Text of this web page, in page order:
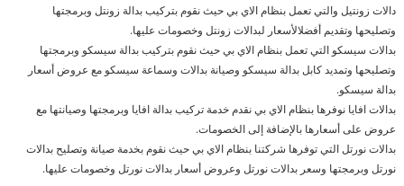
دالات زونتيل والتي تعمل بنظام الاي بي حيث نقوم بتركيب بدالة زونتل وبرمجتها
وتصليحها وتقديم أفضلالأسعار لبدالات زونتل وخصومات عليها.
بدالات سيسكو التي تعمل بنظام الاي بي حيث نقوم بتركيب بدالة سيسكو وبرمجتها
وتصليحها وتمديد كابل بدالة سيسكو وصيانة بدالات وسماعة سيسكو مع عروض أسعار
بدالة سيسكو.
بدالات افايا نوفرها بنظام الاي بي نقدم خدمة تركيب بدالة افايا وبرمجتها وصيانتها مع
عروض على أسعارها بالإضافة إلى الخصومات.
بدالات نورتل التي توفرها شركتنا بنظام الاي بي حيث نقوم بخدمة صيانة وتصليح بدالات
نورتل وبرمجتها وسعر بدالات نورتل وعروض أسعار بدالات نورتل وخصومات عليها.